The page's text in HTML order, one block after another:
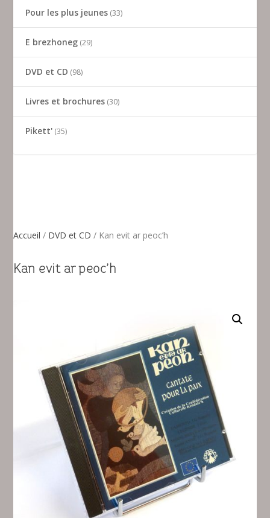
Pour les plus jeunes 33
E brezhoneg 29
DVD et CD 98
Livres et brochures 30
Pikett' 35
Accueil / DVD et CD / Kan evit ar peoc’h
Kan evit ar peoc’h